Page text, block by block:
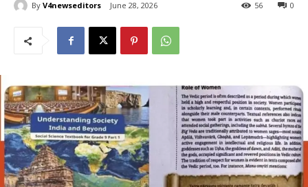
By V4newseditors June 28, 2026 0
56